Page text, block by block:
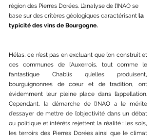
région des Pierres Dorées. L’analyse de l’INAO se
base sur des critères géologiques caractérisant la
typicité des vins de Bourgogne.
Hélas, ce n’est pas en excluant que l’on construit et
ces communes de l’Auxerrois, tout comme le
fantastique Chablis qu’elles produisent,
bourguignonnes de cœur et de tradition, ont
évidemment leur pleine place dans l’appellation.
Cependant, la démarche de l’INAO a le mérite
d’essayer de mettre de l’objectivité dans un débat
ou politique et intérêts rejettent la réalité : les sols,
les terroirs des Pierres Dorées ainsi que le climat